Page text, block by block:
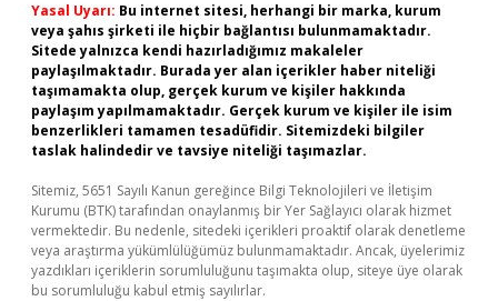
Yasal Uyarı: Bu internet sitesi, herhangi bir marka, kurum
veya şahıs şirketi ile hiçbir bağlantısı bulunmamaktadır.
Sitede yalnızca kendi hazırladığımız makaleler
paylaşılmaktadır. Burada yer alan içerikler haber niteliği
taşımamakta olup, gerçek kurum ve kişiler hakkında
paylaşım yapılmamaktadır. Gerçek kurum ve kişiler ile isim
benzerlikleri tamamen tesadüfidir. Sitemizdeki bilgiler
taslak halindedir ve tavsiye niteliği taşımazlar.
Sitemiz, 5651 Sayılı Kanun gereğince Bilgi Teknolojileri ve İletişim
Kurumu (BTK) tarafından onaylanmış bir Yer Sağlayıcı olarak hizmet
vermektedir. Bu nedenle, sitedeki içerikleri proaktif olarak denetleme
veya araştırma yükümlülüğümüz bulunmamaktadır. Ancak, üyelerimiz
yazdıkları içeriklerin sorumluluğunu taşımakta olup, siteye üye olarak
bu sorumluluğu kabul etmiş sayılırlar.